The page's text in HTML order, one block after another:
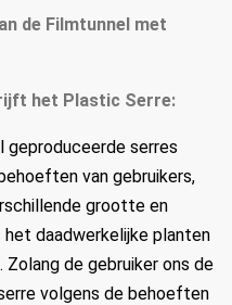
de Filmtunnel met
het Plastic Serre:
geproduceerde serres
van gebruikers,
grootte en
daadwerkelijke planten
Zolang de gebruiker ons de
volgens de behoeften